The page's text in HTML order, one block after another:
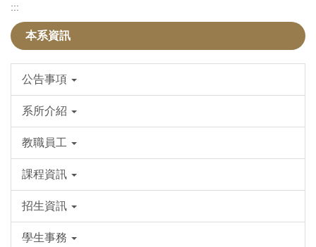
:::
本系資訊
公告事項
系所介紹
教職員工
課程資訊
招生資訊
學生事務